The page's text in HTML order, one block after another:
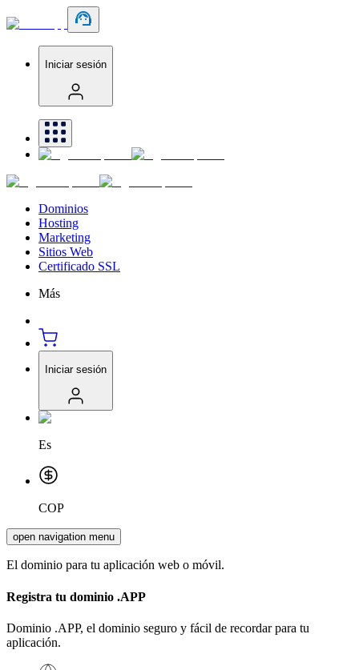
Iniciar sesión
Dominios
Hosting
Marketing
Sitios Web
Certificado SSL
Más
Iniciar sesión
Es
COP
open navigation menu
El dominio para tu aplicación web o móvil.
Registra tu dominio .APP
Dominio .APP, el dominio seguro y fácil de recordar para tu
aplicación.